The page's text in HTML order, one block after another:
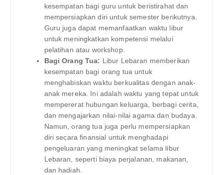
kesempatan bagi guru untuk beristirahat dan
mempersiapkan diri untuk semester berikutnya.
Guru juga dapat memanfaatkan waktu libur
untuk meningkatkan kompetensi melalui
pelatihan atau workshop.
Bagi Orang Tua: Libur Lebaran memberikan
kesempatan bagi orang tua untuk
menghabiskan waktu berkualitas dengan anak-
anak mereka. Ini adalah waktu yang tepat untuk
mempererat hubungan keluarga, berbagi cerita,
dan mengajarkan nilai-nilai agama dan budaya.
Namun, orang tua juga perlu mempersiapkan
diri secara finansial untuk menghadapi
pengeluaran yang meningkat selama libur
Lebaran, seperti biaya perjalanan, makanan,
dan hadiah.